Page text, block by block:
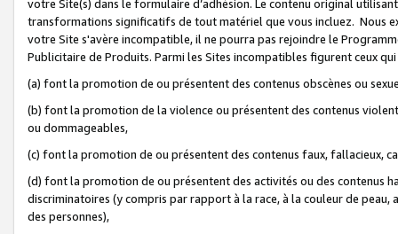
votre Site(s) dans le formulaire d’adhésion. Le contenu original
transformations significatifs de tout matériel que vous incluez. Nous
votre Site s'avère incompatible, il ne pourra pas rejoindre le
Publicitaire de Produits. Parmi les Sites incompatibles figurent ceux
(a) font la promotion de ou présentent des contenus obscènes ou
(b) font la promotion de la violence ou présentent des contenus
ou dommageables,
(c) font la promotion de ou présentent des contenus faux, fallacieux,
(d) font la promotion de ou présentent des activités ou des contenus
discriminatoires (y compris par rapport à la race, à la couleur de
des personnes),